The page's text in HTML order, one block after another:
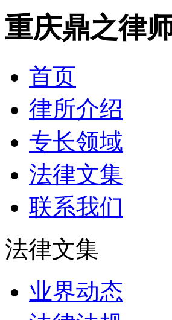
重庆鼎之律
首页
律所介绍
专长领域
法律文集
联系我们
法律文集
业界动态